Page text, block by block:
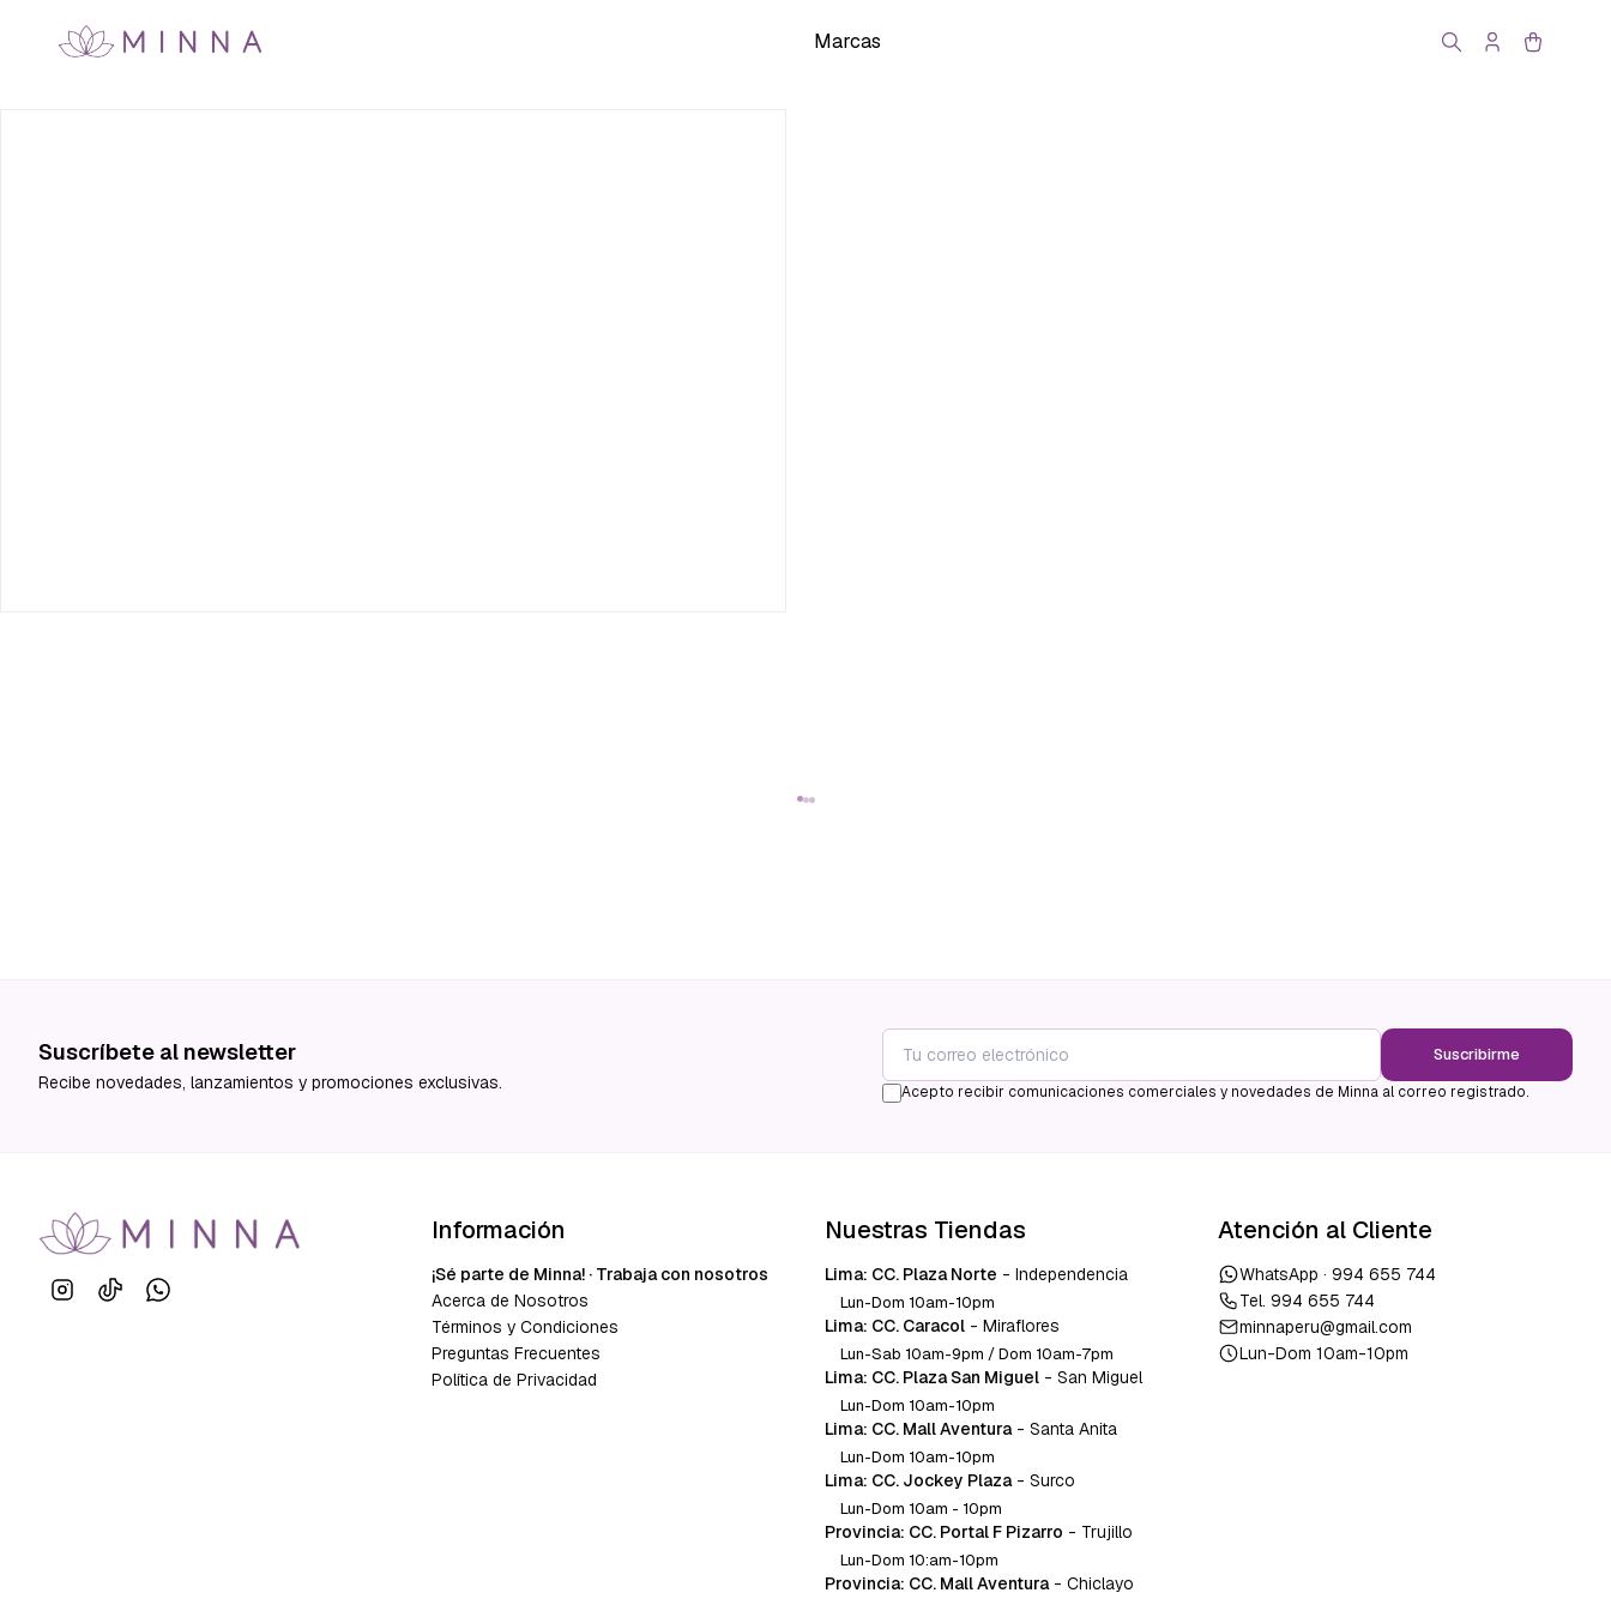
Marcas
Suscríbete al newsletter
Recibe novedades, lanzamientos y promociones exclusivas.
Suscribirme
Acepto recibir comunicaciones comerciales y novedades de Minna al correo registrado.
Información
¡Sé parte de Minna! · Trabaja con nosotros
Acerca de Nosotros
Términos y Condiciones
Preguntas Frecuentes
Política de Privacidad
Nuestras Tiendas
Lima: CC. Plaza Norte - Independencia
Lun-Dom 10am-10pm
Lima: CC. Caracol - Miraflores
Lun-Sab 10am-9pm / Dom 10am-7pm
Lima: CC. Plaza San Miguel - San Miguel
Lun-Dom 10am-10pm
Lima: CC. Mall Aventura - Santa Anita
Lun-Dom 10am-10pm
Lima: CC. Jockey Plaza - Surco
Lun-Dom 10am - 10pm
Provincia: CC. Portal F Pizarro - Trujillo
Lun-Dom 10:am-10pm
Provincia: CC. Mall Aventura - Chiclayo
Atención al Cliente
WhatsApp · 994 655 744
Tel. 994 655 744
minnaperu@gmail.com
Lun-Dom 10am-10pm